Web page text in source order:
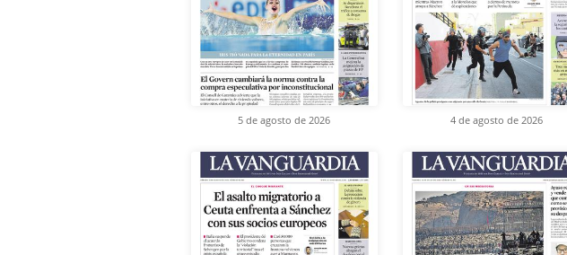
5 de agosto de 2026 4 de agosto de 2026